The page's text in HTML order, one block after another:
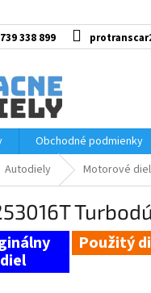
338 899
Obchodné podmienky
Autodiely Motorové
Použitý